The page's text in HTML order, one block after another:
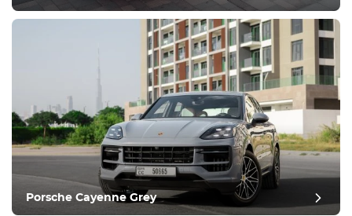
Laufwerk
Porsche Cayenne Grey